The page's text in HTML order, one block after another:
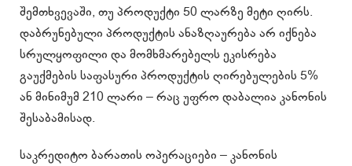
შემთხვევაში, თუ პროდუქტი 50 ლარზე მეტი ღირს.
დაბრუნებული პროდუქტის ანაზღაურება არ იქნება
სრულყოფილი და მომხმარებელს ეკისრება
გაუქმების საფასური პროდუქტის ღირებულების 5%
ან მინიმუმ 210 ლარი – რაც უფრო დაბალია კანონის
შესაბამისად.
საკრედიტო ბარათის ოპერაციები – კანონის